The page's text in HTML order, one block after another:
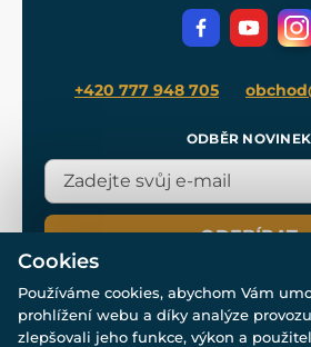
+420 777 948 705
ODBĚR NOVINEK
ODEBÍRAT
Cookies
Používáme cookies, abychom Vám
prohlížení webu a díky analýze
zlepšovali jeho funkce, výkon a